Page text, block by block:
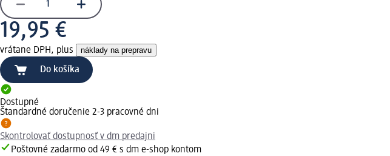
19,95 €
vrátane DPH, plus náklady na prepravu
Do košíka
Dostupné
Štandardné doručenie 2-3 pracovné dni
Skontrolovať dostupnosť v dm predajni
Poštovné zadarmo od 49 € s dm e-shop kontom